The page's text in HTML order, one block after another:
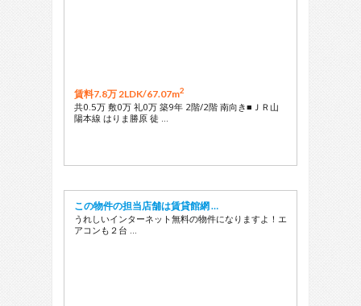
賃料7.8万 2LDK/67.07m2
共0.5万 敷0万 礼0万 築9年 2階/2階 南向き■ＪＲ山
陽本線 はりま勝原 徒 …
この物件の担当店舗は賃貸館網 …
うれしいインターネット無料の物件になりますよ！エ
アコンも２台 …